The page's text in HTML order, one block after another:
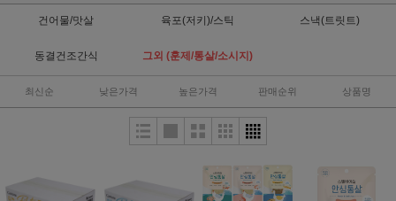
건어물/맛살 육포(저키)/스틱 스낵(트릿트)
동결건조간식 그외 (훈제/통살/소시지)
최신순 낮은가격 높은가격 판매순위 상품명